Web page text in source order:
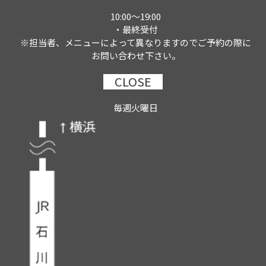
10:00～19:00
・最終受付
※担当者、メニューによって異なりますのでご予約の際に
お問い合わせ下さい。
CLOSE
毎週火曜日